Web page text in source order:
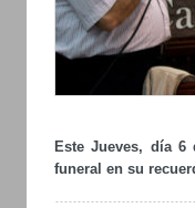
Este Jueves, día 6
funeral en su